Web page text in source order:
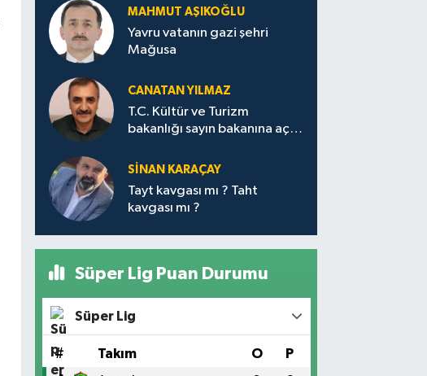
MAHMUT AŞIKOĞLU
Yavru vatanın gazi şehri
Mağusa
CANATAN YILMAZ
T.C. Kültür ve Turizm
bakanlığı sayın bakanına açık
SİNAN KARAÇAY
Tayt kavgası mı ? Taht
kavgası mı ?
Süper Lig Puan Durumu
Süper Lig
# Takım O P